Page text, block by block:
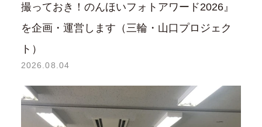
撮っておき！のんほいフォトアワード2026』
を企画・運営します（三輪・山口プロジェク
ト）
2026.08.04